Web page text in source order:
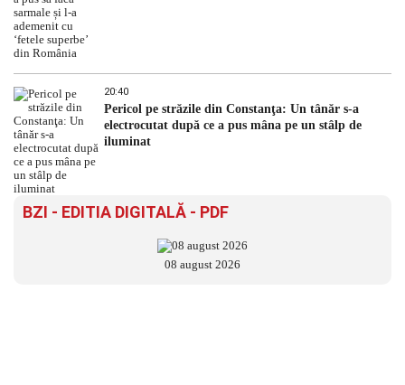
20:40
Pericol pe străzile din Constanţa: Un tânăr s-a
electrocutat după ce a pus mâna pe un stâlp de
iluminat
BZI - EDITIA DIGITALĂ - PDF
08 august 2026